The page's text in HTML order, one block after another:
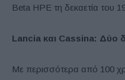
Beta HPE τη δεκαετία του
Lancia και Cassina: Δύο
Με περισσότερα από 100